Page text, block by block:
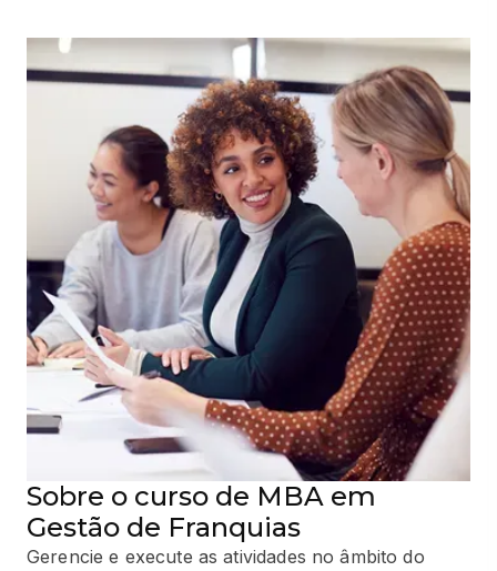
Sobre o curso de MBA em
Gestão de Franquias
Gerencie e execute as atividades no âmbito do